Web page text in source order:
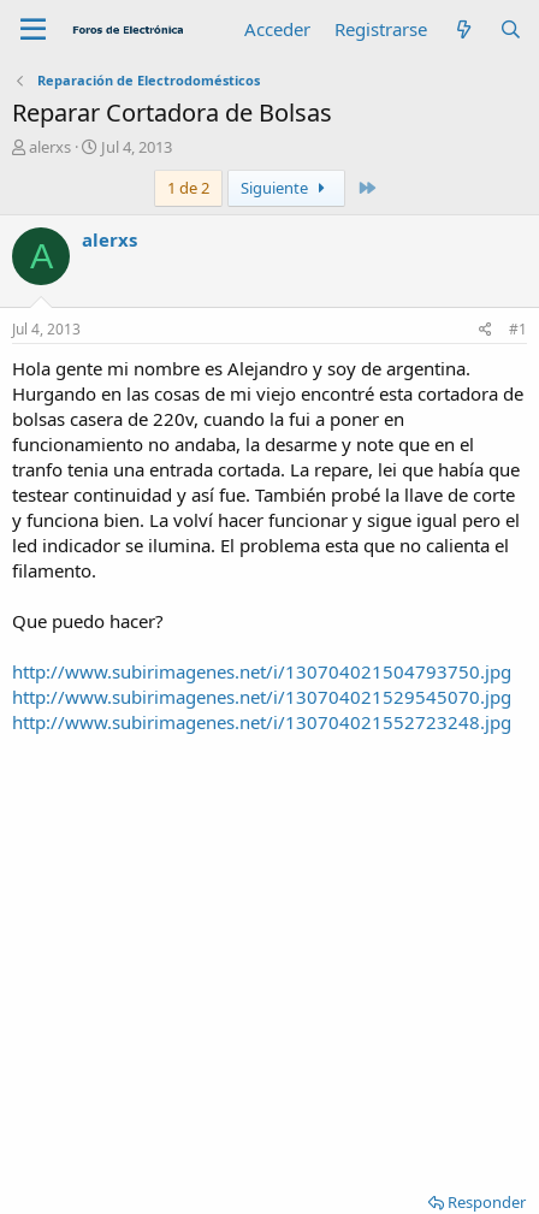
Acceder Registrarse
Reparación de Electrodomésticos
Reparar Cortadora de Bolsas
A
r
alerxs
F
a
d
c
o
Jul 4, 2013
1 de 2
Siguiente
A alerxs
Jul 4, 2013 #1
Hola gente mi nombre es Alejandro y soy de argentina.
Hurgando en las cosas de mi viejo encontré esta cortadora de
bolsas casera de 220v, cuando la fui a poner en
funcionamiento no andaba, la desarme y note que en el
tranfo tenia una entrada cortada. La repare, lei que había que
testear continuidad y así fue. También probé la llave de corte
y funciona bien. La volví hacer funcionar y sigue igual pero el
led indicador se ilumina. El problema esta que no calienta el
filamento.
Que puedo hacer?
http://www.subirimagenes.net/i/130704021504793750.jpg
http://www.subirimagenes.net/i/130704021529545070.jpg
http://www.subirimagenes.net/i/130704021552723248.jpg
Responder